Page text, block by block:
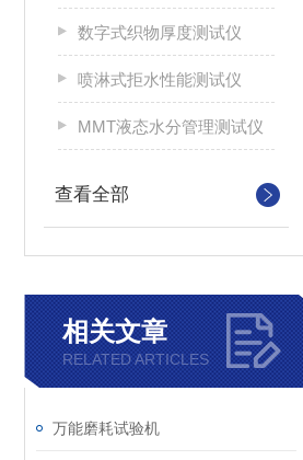
数字式织物厚度测试仪
喷淋式拒水性能测试仪
MMT液态水分管理测试仪
查看全部
相关文章
RELATED ARTICLES
万能磨耗试验机